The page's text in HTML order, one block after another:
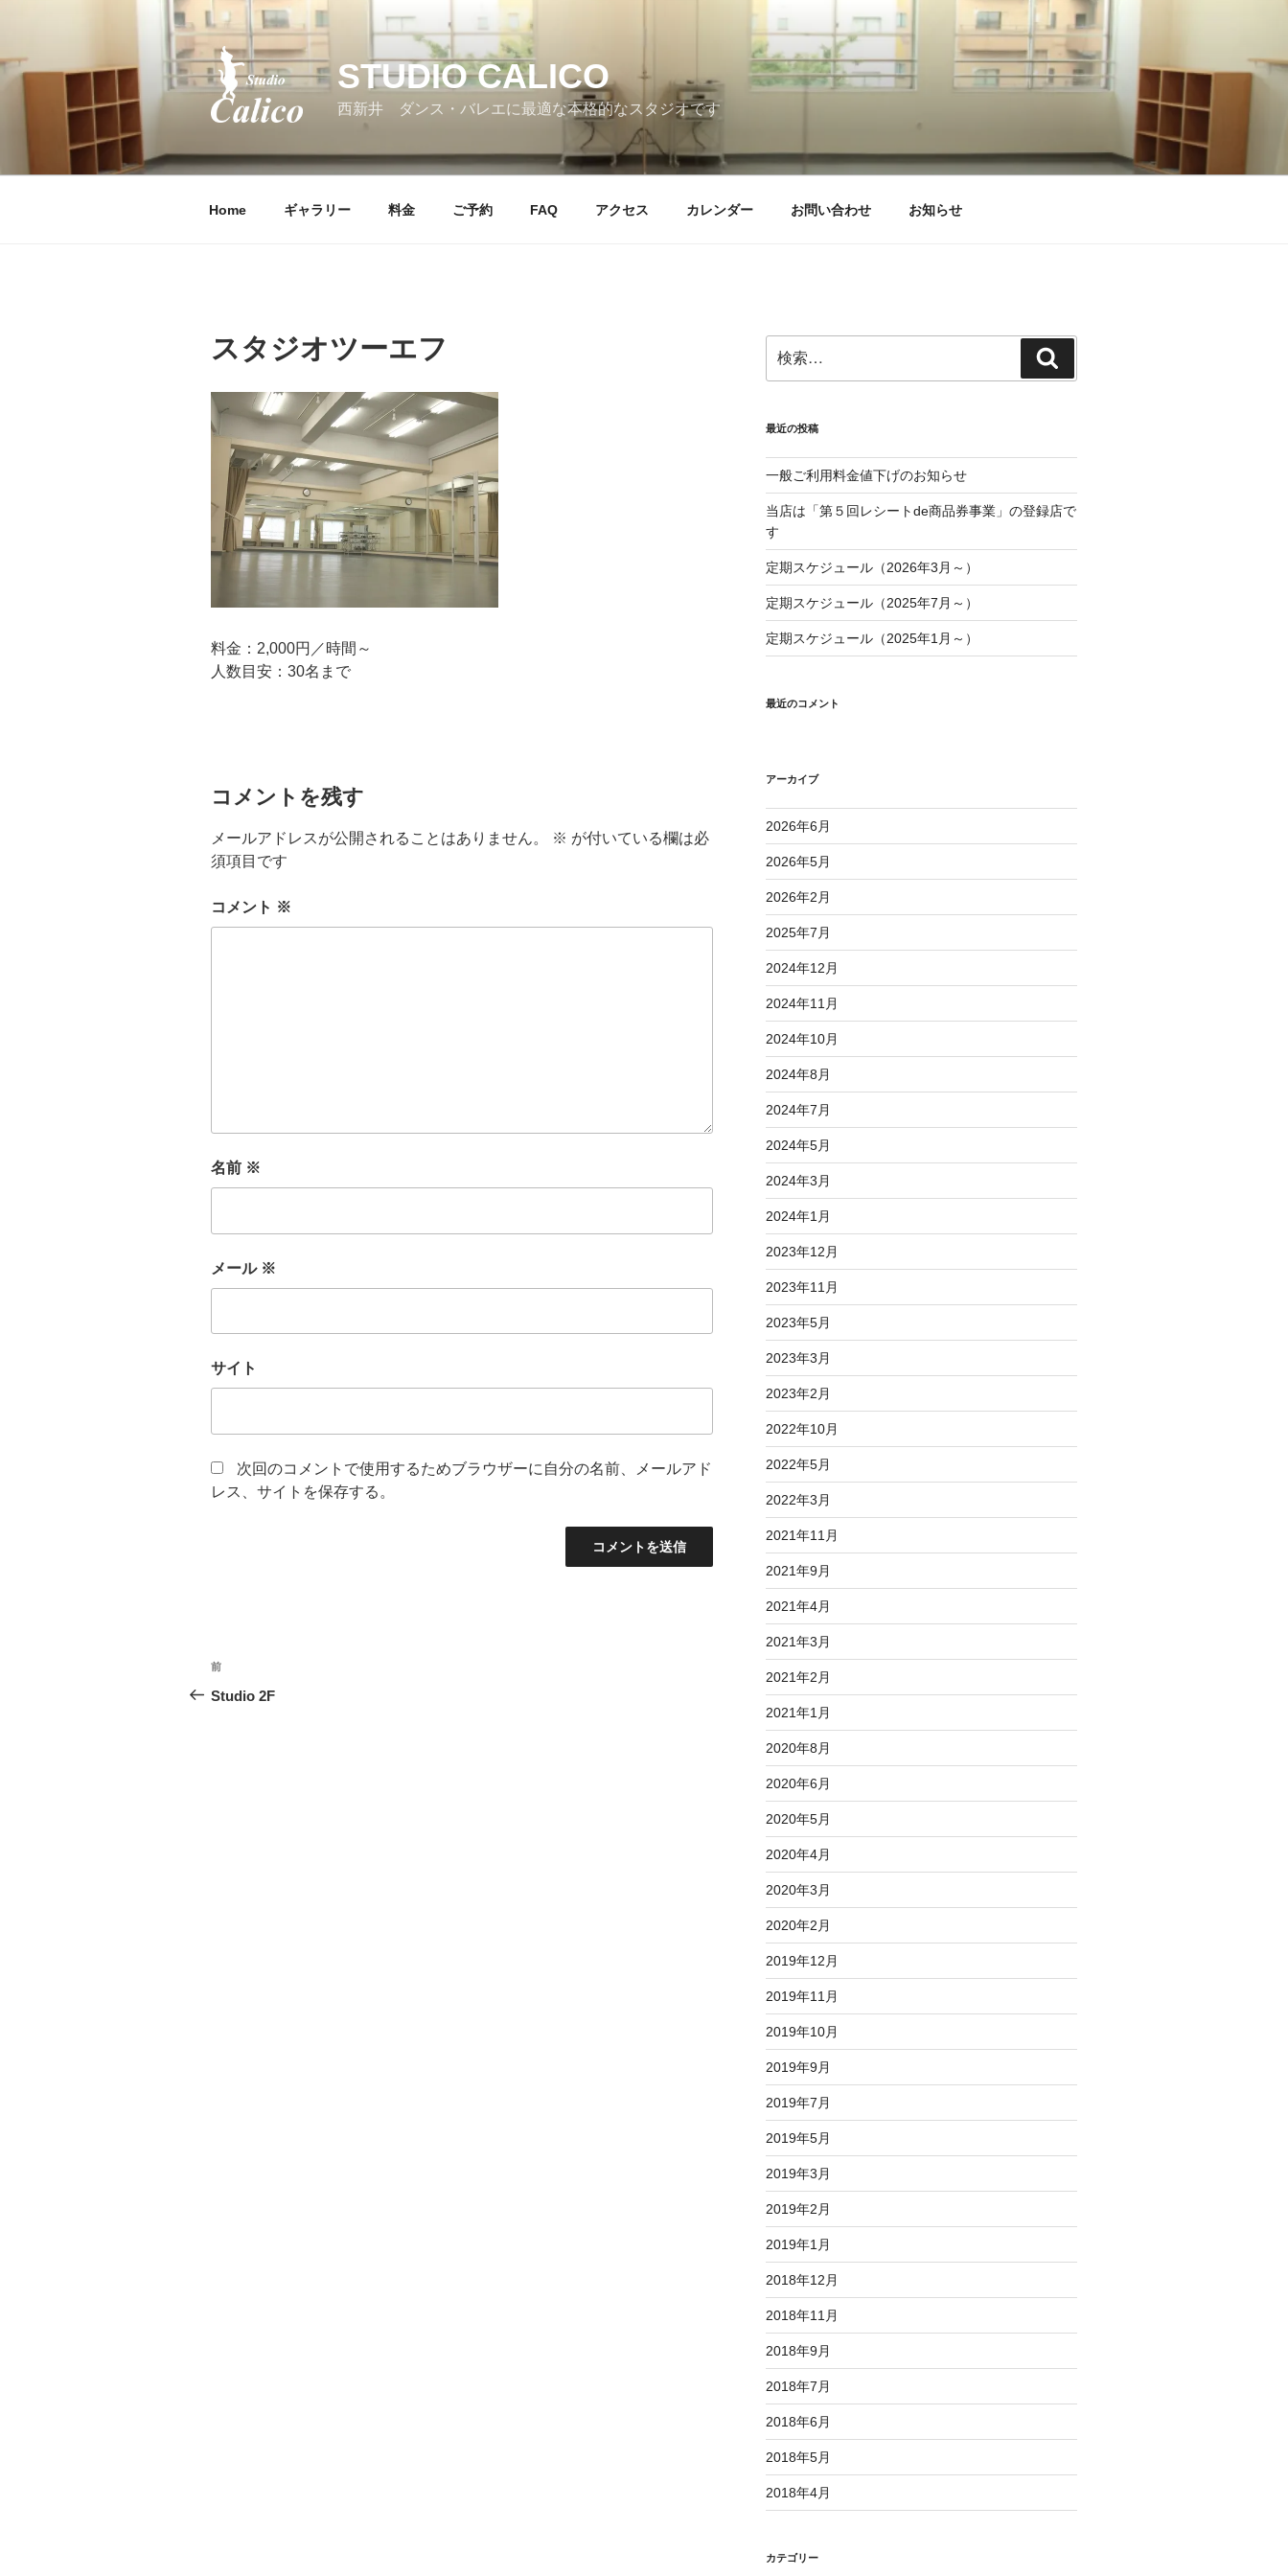
テ
ン
キ
STUDIO CALICO
西新井 ダンス・バレエに最適な本格的なスタジオです
Home ギャラリー 料金 ご予約 FAQ アクセス カレンダー お問い合わせ お知らせ
スタジオツーエフ
料金：2,000円／時間～
人数目安：30名まで
コメントを残す
メールアドレスが公開されることはありません。 ※ が付いている欄は必
須項目です
コメント ※
名前 ※
メール ※
サイト
次回のコメントで使用するためブラウザーに自分の名前、メールアド
レス、サイトを保存する。
投
稿
前
の
前
Studio 2F
索:
索
最近の投稿
一般ご利用料金値下げのお知らせ
当店は「第５回レシートde商品券事業」の登録店で
す
定期スケジュール（2026年3月～）
定期スケジュール（2025年7月～）
定期スケジュール（2025年1月～）
最近のコメント
アーカイブ
2026年6月
2026年5月
2026年2月
2025年7月
2024年12月
2024年11月
2024年10月
2024年8月
2024年7月
2024年5月
2024年3月
2024年1月
2023年12月
2023年11月
2023年5月
2023年3月
2023年2月
2022年10月
2022年5月
2022年3月
2021年11月
2021年9月
2021年4月
2021年3月
2021年2月
2021年1月
2020年8月
2020年6月
2020年5月
2020年4月
2020年3月
2020年2月
2019年12月
2019年11月
2019年10月
2019年9月
2019年7月
2019年5月
2019年3月
2019年2月
2019年1月
2018年12月
2018年11月
2018年9月
2018年7月
2018年6月
2018年5月
2018年4月
カテゴリー